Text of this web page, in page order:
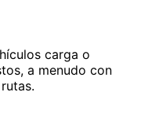
carga o
a menudo con